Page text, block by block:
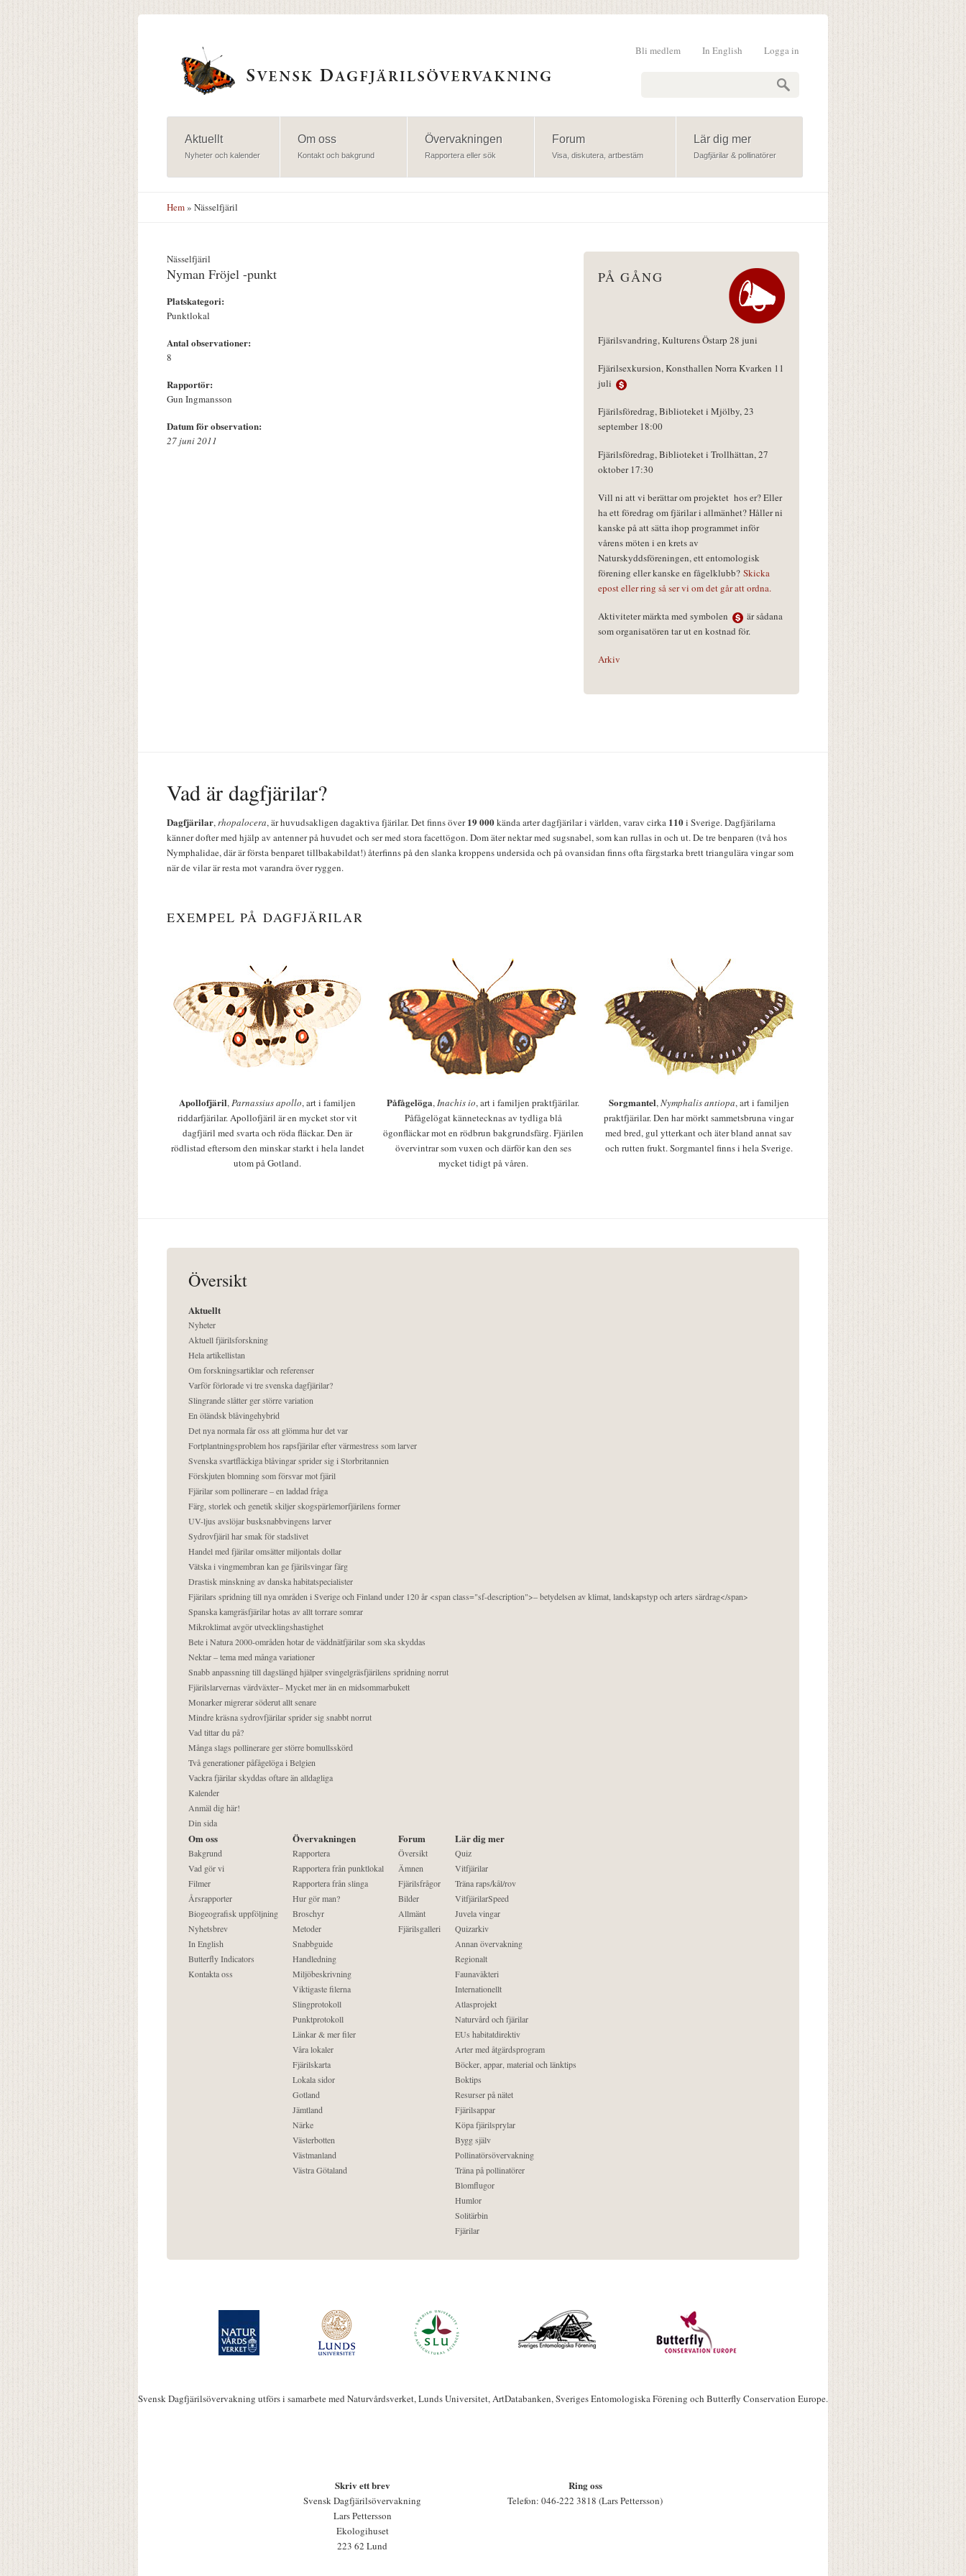
Logga in
In English
Bli medlem
Aktuellt
Nyheter och kalender
Om oss
Kontakt och bakgrund
Övervakningen
Rapportera eller sök
Forum
Visa, diskutera, artbestäm
Lär dig mer
Dagfjärilar & pollinatörer
Hem» Nässelfjäril
Nässelfjäril
Nyman Fröjel -punkt
Platskategori:
Punktlokal
Antal observationer:
8
Rapportör:
Gun Ingmansson
Datum för observation:
27 juni 2011
PÅ GÅNG
Fjärilsvandring, Kulturens Östarp 28 juni
Fjärilsexkursion, Konsthallen Norra Kvarken 11
juli
Fjärilsföredrag, Biblioteket i Mjölby, 23
september 18:00
Fjärilsföredrag, Biblioteket i Trollhättan, 27
oktober 17:30
Vill ni att vi berättar om projektet hos er? Eller
ha ett föredrag om fjärilar i allmänhet? Håller ni
kanske på att sätta ihop programmet inför
vårens möten i en krets av
Naturskyddsföreningen, ett entomologisk
förening eller kanske en fågelklubb? Skicka
epost eller ring så ser vi om det går att ordna.
Aktiviteter märkta med symbolen
är sådana
som organisatören tar ut en kostnad för.
Arkiv
Vad är dagfjärilar?
Dagfjärilar,rhopalocera, är huvudsakligen dagaktiva fjärilar. Det finns över19 000kända arter dagfjärilar i världen, varav cirka 110i Sverige. Dagfjärilarna
känner dofter med hjälp av antenner på huvudet och ser med stora facettögon. Dom äter nektar med sugsnabel, som kan rullas in och ut. De tre benparen (två hos
Nymphalidae, där är första benparet tillbakabildat!) återfinns på den slanka kroppens undersida och på ovansidan finns ofta färgstarka brett triangulära vingar som
när de vilar är resta mot varandra över ryggen.
EXEMPEL PÅ DAGFJÄRILAR
Apollofjäril,Parnassius apollo, art i familjen
riddarfjärilar. Apollofjäril är en mycket stor vit
dagfjäril med svarta och röda fläckar. Den är
rödlistad eftersom den minskar starkt i hela landet
utom på Gotland.
Påfågelöga,Inachis io, art i familjen praktfjärilar.
Påfågelögat kännetecknas av tydliga blå
ögonfläckar mot en rödbrun bakgrundsfärg. Fjärilen
övervintrar som vuxen och därför kan den ses
mycket tidigt på våren.
Sorgmantel,Nymphalis antiopa, art i familjen
praktfjärilar. Den har mörkt sammetsbruna vingar
med bred, gul ytterkant och äter bland annat sav
och rutten frukt. Sorgmantel finns i hela Sverige.
Översikt
Aktuellt
Nyheter
Aktuell fjärilsforskning
Hela artikellistan
Om forskningsartiklar och referenser
Varför förlorade vi tre svenska dagfjärilar?
Slingrande slåtter ger större variation
En öländsk blåvingehybrid
Det nya normala får oss att glömma hur det var
Fortplantningsproblem hos rapsfjärilar efter värmestress som larver
Svenska svartfläckiga blåvingar sprider sig i Storbritannien
Förskjuten blomning som försvar mot fjäril
Fjärilar som pollinerare – en laddad fråga
Färg, storlek och genetik skiljer skogspärlemorfjärilens former
UV-ljus avslöjar busksnabbvingens larver
Sydrovfjäril har smak för stadslivet
Handel med fjärilar omsätter miljontals dollar
Vätska i vingmembran kan ge fjärilsvingar färg
Drastisk minskning av danska habitatspecialister
Fjärilars spridning till nya områden i Sverige och Finland under 120 år <span class="sf-description">– betydelsen av klimat, landskapstyp och arters särdrag</span>
Spanska kamgräsfjärilar hotas av allt torrare somrar
Mikroklimat avgör utvecklingshastighet
Bete i Natura 2000-områden hotar de väddnätfjärilar som ska skyddas
Nektar – tema med många variationer
Snabb anpassning till dagslängd hjälper svingelgräsfjärilens spridning norrut
Fjärilslarvernas värdväxter– Mycket mer än en midsommarbukett
Monarker migrerar söderut allt senare
Mindre kräsna sydrovfjärilar sprider sig snabbt norrut
Vad tittar du på?
Många slags pollinerare ger större bomullsskörd
Två generationer påfågelöga i Belgien
Vackra fjärilar skyddas oftare än alldagliga
Kalender
Anmäl dig här!
Din sida
Om oss
Bakgrund
Vad gör vi
Filmer
Årsrapporter
Biogeografisk uppföljning
Nyhetsbrev
In English
Butterfly Indicators
Kontakta oss
Övervakningen
Rapportera
Rapportera från punktlokal
Rapportera från slinga
Hur gör man?
Broschyr
Metoder
Snabbguide
Handledning
Miljöbeskrivning
Viktigaste filerna
Slingprotokoll
Punktprotokoll
Länkar & mer filer
Våra lokaler
Fjärilskarta
Lokala sidor
Gotland
Jämtland
Närke
Västerbotten
Västmanland
Västra Götaland
Forum
Översikt
Ämnen
Fjärilsfrågor
Bilder
Allmänt
Fjärilsgalleri
Lär dig mer
Quiz
Vitfjärilar
Träna raps/kål/rov
VitfjärilarSpeed
Juvela vingar
Quizarkiv
Annan övervakning
Regionalt
Faunaväkteri
Internationellt
Atlasprojekt
Naturvård och fjärilar
EUs habitatdirektiv
Arter med åtgärdsprogram
Böcker, appar, material och länktips
Boktips
Resurser på nätet
Fjärilsappar
Köpa fjärilsprylar
Bygg själv
Pollinatörsövervakning
Träna på pollinatörer
Blomflugor
Humlor
Solitärbin
Fjärilar
Svensk Dagfjärilsövervakning utförs i samarbete med Naturvårdsverket, Lunds Universitet, ArtDatabanken, Sveriges Entomologiska Förening och Butterfly Conservation Europe.
Skriv ett brev
Svensk Dagfjärilsövervakning
Lars Pettersson
Ekologihuset
223 62 Lund
Ring oss
Telefon: 046-222 3818 (Lars Pettersson)